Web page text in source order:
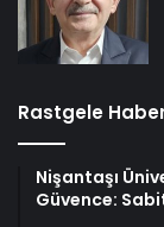
Rastgele
Nişantaşı
Güvence: